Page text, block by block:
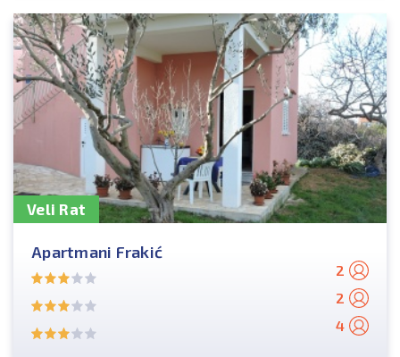
Veli Rat
Apartmani Frakić
2
2
4